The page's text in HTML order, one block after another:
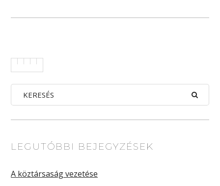
LEGUTÓBBI BEJEGYZÉSEK
A köztársaság vezetése